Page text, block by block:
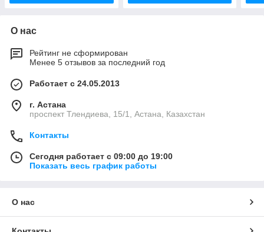
О нас
Рейтинг не сформирован
Менее 5 отзывов за последний год
Работает с 24.05.2013
г. Астана
проспект Тлендиева, 15/1, Астана, Казахстан
Контакты
Сегодня работает с 09:00 до 19:00
Показать весь график работы
О нас